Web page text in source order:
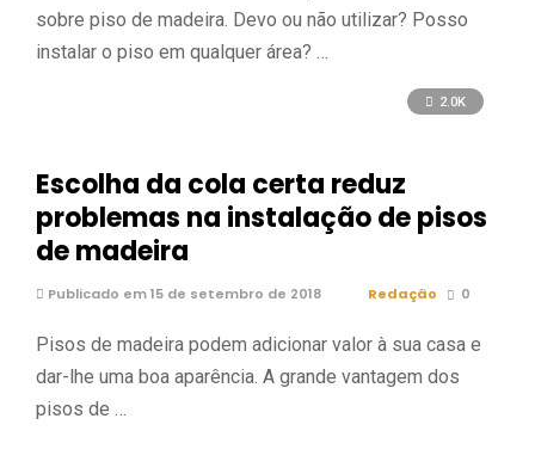
sobre piso de madeira. Devo ou não utilizar? Posso
instalar o piso em qualquer área? …
2.0K
Escolha da cola certa reduz
problemas na instalação de pisos
de madeira
Publicado em 15 de setembro de 2018 Redação 0
Pisos de madeira podem adicionar valor à sua casa e
dar-lhe uma boa aparência. A grande vantagem dos
pisos de …